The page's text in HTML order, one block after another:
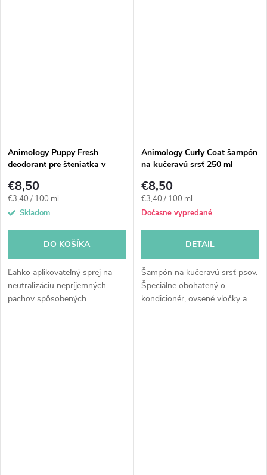
Animology Puppy Fresh
deodorant pre šteniatka v
€8,50
Jednotková
cena:
€3,40 / 100 ml
Skladom
DO KOŠÍKA
Ľahko aplikovateľný sprej na
neutralizáciu nepríjemných
pachov spôsobených
baktériami na srsti. Má
Animology Curly Coat šampón
na kučeravú srsť 250 ml
€8,50
Jednotková
cena:
€3,40 / 100 ml
Dočasne vypredané
DETAIL
Šampón na kučeravú srsť psov.
Špeciálne obohatený o
kondicionér, ovsené vločky a
bambucké maslo, ktoré